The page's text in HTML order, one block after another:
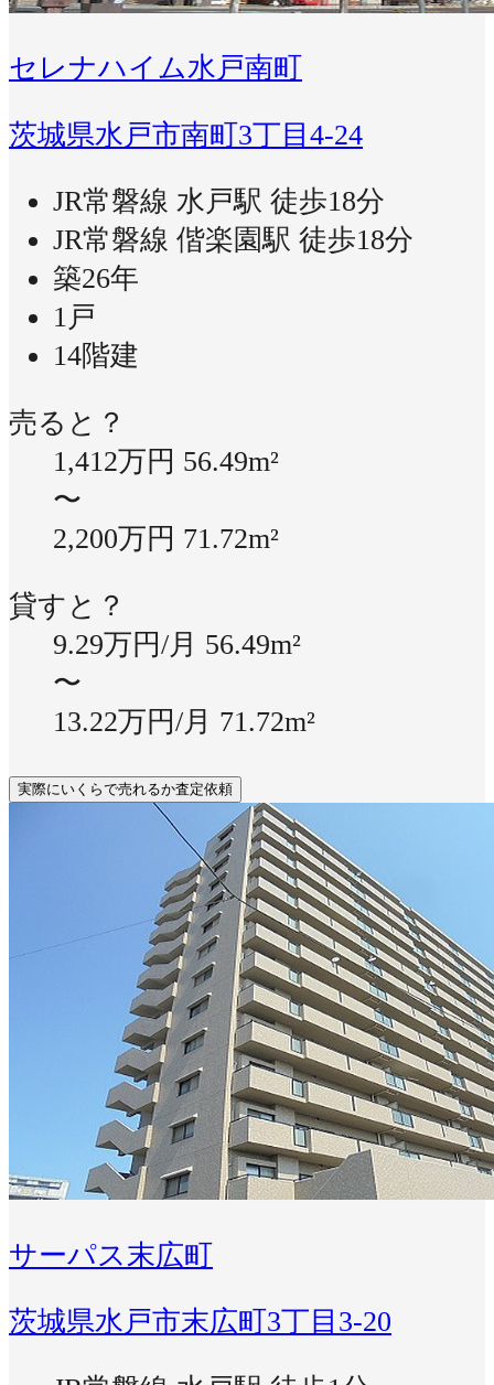
セレナハイム水戸南町
茨城県水戸市南町3丁目4-24
JR常磐線 水戸駅 徒歩18分
JR常磐線 偕楽園駅 徒歩18分
築26年
1戸
14階建
売ると？
1,412万円 56.49m²
〜
2,200万円 71.72m²
貸すと？
9.29万円/月 56.49m²
〜
13.22万円/月 71.72m²
実際にいくらで売れるか査定依頼
サーパス末広町
茨城県水戸市末広町3丁目3-20